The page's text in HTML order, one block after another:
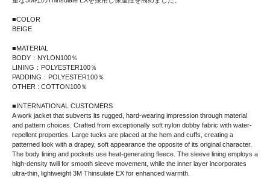
■COLOR
BEIGE
■MATERIAL
BODY：NYLON100％
LINING：POLYESTER100％
PADDING：POLYESTER100％
OTHER : COTTON100％
■INTERNATIONAL CUSTOMERS
A work jacket that subverts its rugged, hard-wearing impression through material
and pattern choices. Crafted from exceptionally soft nylon dobby fabric with water-
repellent properties. Large tucks are placed at the hem and cuffs, creating a
patterned look with a drapey, soft appearance the opposite of its original character.
The body lining and pockets use heat-generating fleece. The sleeve lining employs a
high-density twill for smooth sleeve movement, while the inner layer incorporates
ultra-thin, lightweight 3M Thinsulate EX for enhanced warmth.